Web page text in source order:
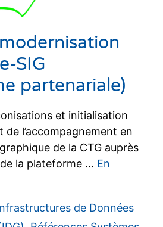
SIG
partenariale)
et initialisation
l’accompagnement en
de la CTG auprès
la plateforme … En
de Données